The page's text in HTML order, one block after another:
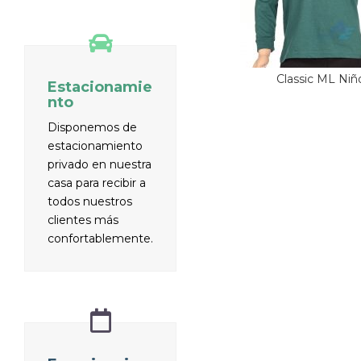
Estacionamie
nto
Disponemos de
estacionamiento
privado en nuestra
casa para recibir a
todos nuestros
clientes más
confortablemente.
Classic ML